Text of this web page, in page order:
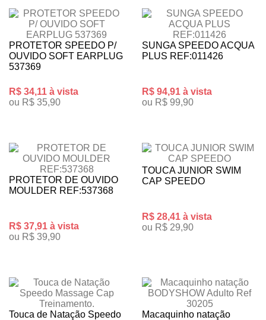
PROTETOR SPEEDO P/
OUVIDO SOFT EARPLUG
537369
R$ 34,11 à vista
ou R$ 35,90
SUNGA SPEEDO ACQUA
PLUS REF:011426
R$ 94,91 à vista
ou R$ 99,90
PROTETOR DE OUVIDO
MOULDER REF:537368
R$ 37,91 à vista
ou R$ 39,90
TOUCA JUNIOR SWIM
CAP SPEEDO
R$ 28,41 à vista
ou R$ 29,90
Touca de Natação Speedo Macaquinho natação